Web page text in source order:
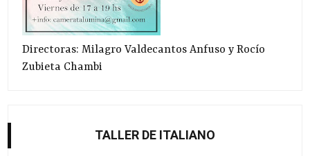
Directoras: Milagro Valdecantos Anfuso y Rocío
Zubieta Chambi
TALLER DE ITALIANO